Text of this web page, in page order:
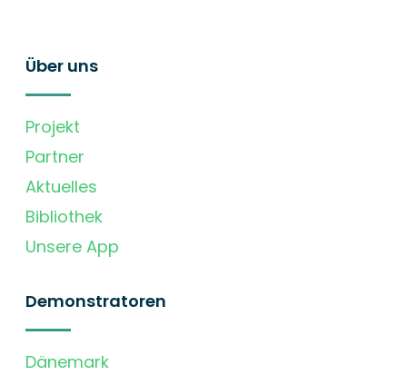
Über uns
Projekt
Partner
Aktuelles
Bibliothek
Unsere App
Demonstratoren
Dänemark